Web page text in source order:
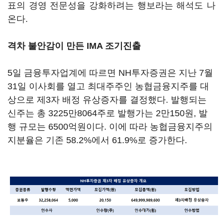
표의 경영 전문성을 강화하려는 행보라는 해석도 나
온다.
격차 불안감이 만든 IMA 조기진출
5일 금융투자업계에 따르면 NH투자증권은 지난 7월
31일 이사회를 열고 최대주주인 농협금융지주를 대
상으로 제3자 배정 유상증자를 결정했다. 발행되는
신주는 총 3225만8064주로 발행가는 2만150원, 발
행 규모는 6500억원이다. 이에 따라 농협금융지주의
지분율은 기존 58.2%에서 61.9%로 증가한다.